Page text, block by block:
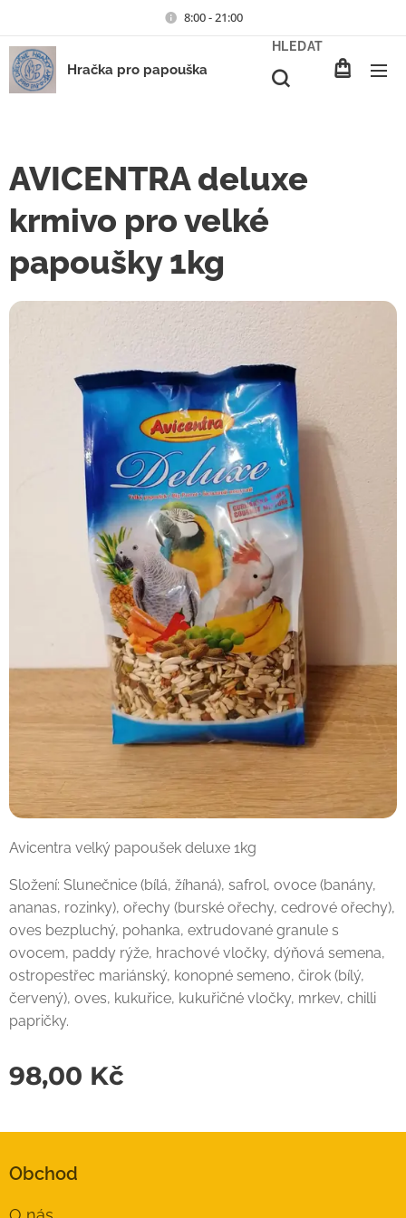
8:00 - 21:00
Hračka pro papouška
HLEDAT
AVICENTRA deluxe
krmivo pro velké
papoušky 1kg
Avicentra velký papoušek deluxe 1kg
Složení: Slunečnice (bílá, žíhaná), safrol, ovoce (banány,
ananas, rozinky), ořechy (burské ořechy, cedrové ořechy),
oves bezpluchý, pohanka, extrudované granule s
ovocem, paddy rýže, hrachové vločky, dýňová semena,
ostropestřec mariánský, konopné semeno, čirok (bílý,
červený), oves, kukuřice, kukuřičné vločky, mrkev, chilli
papričky.
98,00 Kč
Obchod